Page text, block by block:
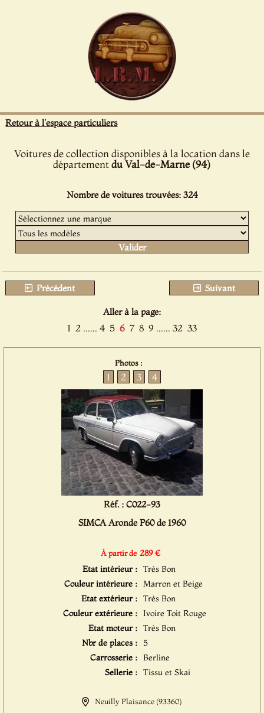
Retour à l'espace particuliers
Voitures de collection disponibles à la location dans le
départementdu Val-de-Marne (94)
Nombre de voitures trouvées: 324
Précédent Suivant
Aller à la page:
1 2 ...... 4 5 6 7 8 9 ...... 32 33
Photos :
1 2 3 4
Réf. : C022-93
SIMCA Aronde P60 de 1960
À partir de 289 €
Etat intérieur : Très Bon
Couleur intérieure : Marron et Beige
Etat extérieur : Très Bon
Couleur extérieure : Ivoire Toit Rouge
Etat moteur : Très Bon
Nbr de places : 5
Carrosserie : Berline
Sellerie : Tissu et Skai
Neuilly Plaisance (93360)